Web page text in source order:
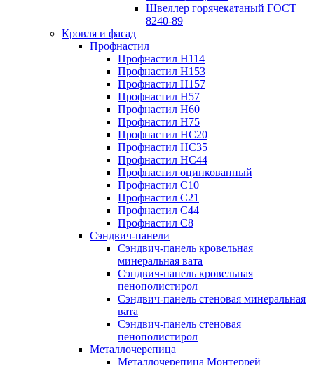
Швеллер горячекатаный ГОСТ
8240-89
Кровля и фасад
Профнастил
Профнастил Н114
Профнастил Н153
Профнастил Н157
Профнастил Н57
Профнастил Н60
Профнастил Н75
Профнастил НС20
Профнастил НС35
Профнастил НС44
Профнастил оцинкованный
Профнастил С10
Профнастил С21
Профнастил С44
Профнастил С8
Сэндвич-панели
Сэндвич-панель кровельная
минеральная вата
Сэндвич-панель кровельная
пенополистирол
Сэндвич-панель стеновая минеральная
вата
Сэндвич-панель стеновая
пенополистирол
Металлочерепица
Металлочерепица Монтеррей